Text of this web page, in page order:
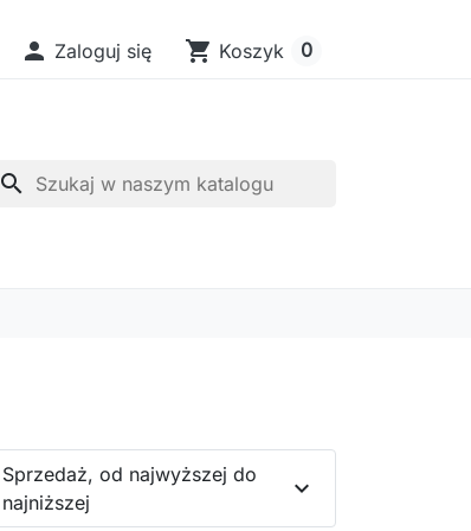
 Zaloguj się shopping_cart Koszyk 0
search
Sprzedaż, od najwyższej do
najniższej
expand_more